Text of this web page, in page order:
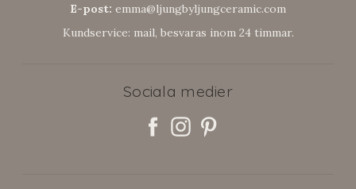
E-post: emma@ljungbyljungceramic.com
Kundservice: mail, besvaras inom 24 timmar.
Sociala medier